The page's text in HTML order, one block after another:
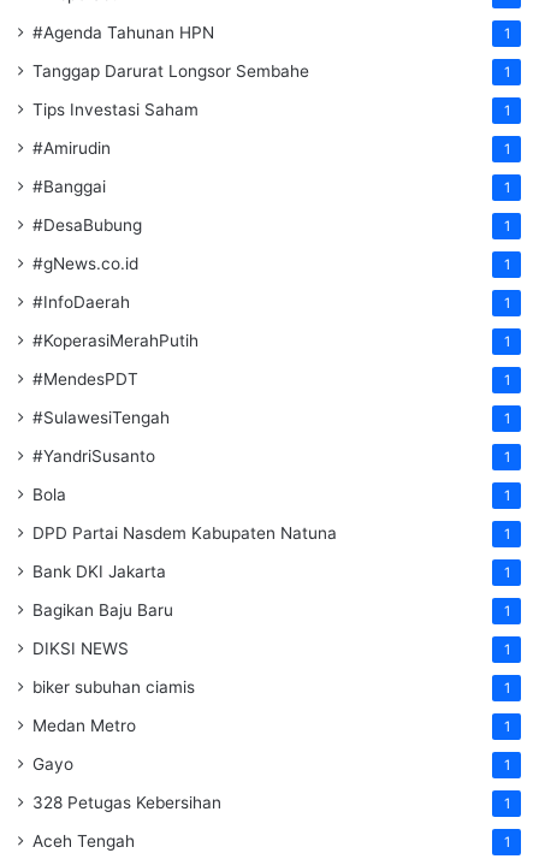
#Agenda Tahunan HPN 1
Tanggap Darurat Longsor Sembahe 1
Tips Investasi Saham 1
#Amirudin 1
#Banggai 1
#DesaBubung 1
#gNews.co.id 1
#InfoDaerah 1
#KoperasiMerahPutih 1
#MendesPDT 1
#SulawesiTengah 1
#YandriSusanto 1
Bola 1
DPD Partai Nasdem Kabupaten Natuna 1
Bank DKI Jakarta 1
Bagikan Baju Baru 1
DIKSI NEWS 1
biker subuhan ciamis 1
Medan Metro 1
Gayo 1
328 Petugas Kebersihan 1
Aceh Tengah 1